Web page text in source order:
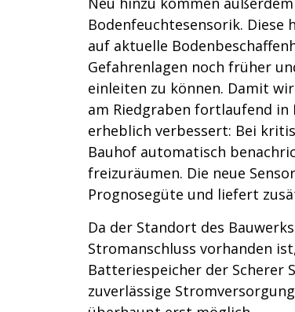
Bodenfeuchtesensorik.
auf aktuelle
Gefahrenlagen noch früher
einleiten zu können. Damit
am Riedgraben fortlaufend
erheblich verbessert: Bei
Bauhof automatisch
freizuräumen. Die neue
Prognosegüte und liefert
Da der Standort des
Stromanschluss vorhanden
Batteriespeicher der Scherer
zuverlässige